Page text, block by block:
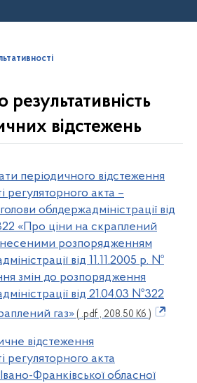
результативність
відстежень
періодичного відстеження
регуляторного акта –
облдержадміністрації від
«Про ціни на скраплений
внесеними розпорядженням
від 11.11.2005 р. №
змін до розпорядження
від 21.04.03 №322
газ» ( .pdf , 208.50 Кб )
відстеження
регуляторного акта
Франківської обласної